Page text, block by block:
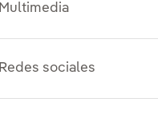
Multimedia
Redes sociales